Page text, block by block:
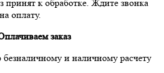
принят к обработке. Ждите звонка
оплату.
заказ
и наличному расчету